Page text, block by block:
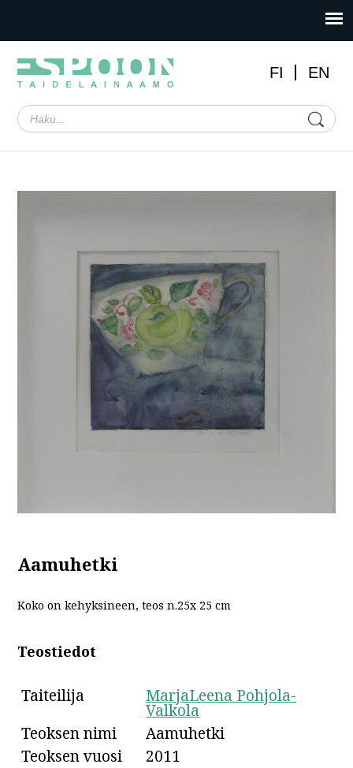
FI EN
Aamuhetki
Koko on kehyksineen, teos n.25x 25 cm
Teostiedot
Taiteilija MarjaLeena Pohjola-
Valkola
Teoksen nimi
Aamuhetki
Teoksen vuosi
2011